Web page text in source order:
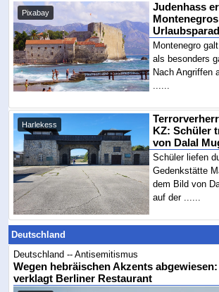
Pixabay
Judenhass
Montenegros
Montenegro
als besonders
Nach Angriffen
Harlekess
KZ: Schüler
von Dalal
Schüler liefen
Gedenkstätte
dem Bild von
auf der ......
Deutschland
Deutschland -- Antisemitismus
Wegen hebräischen Akzents
verklagt Berliner Restaurant